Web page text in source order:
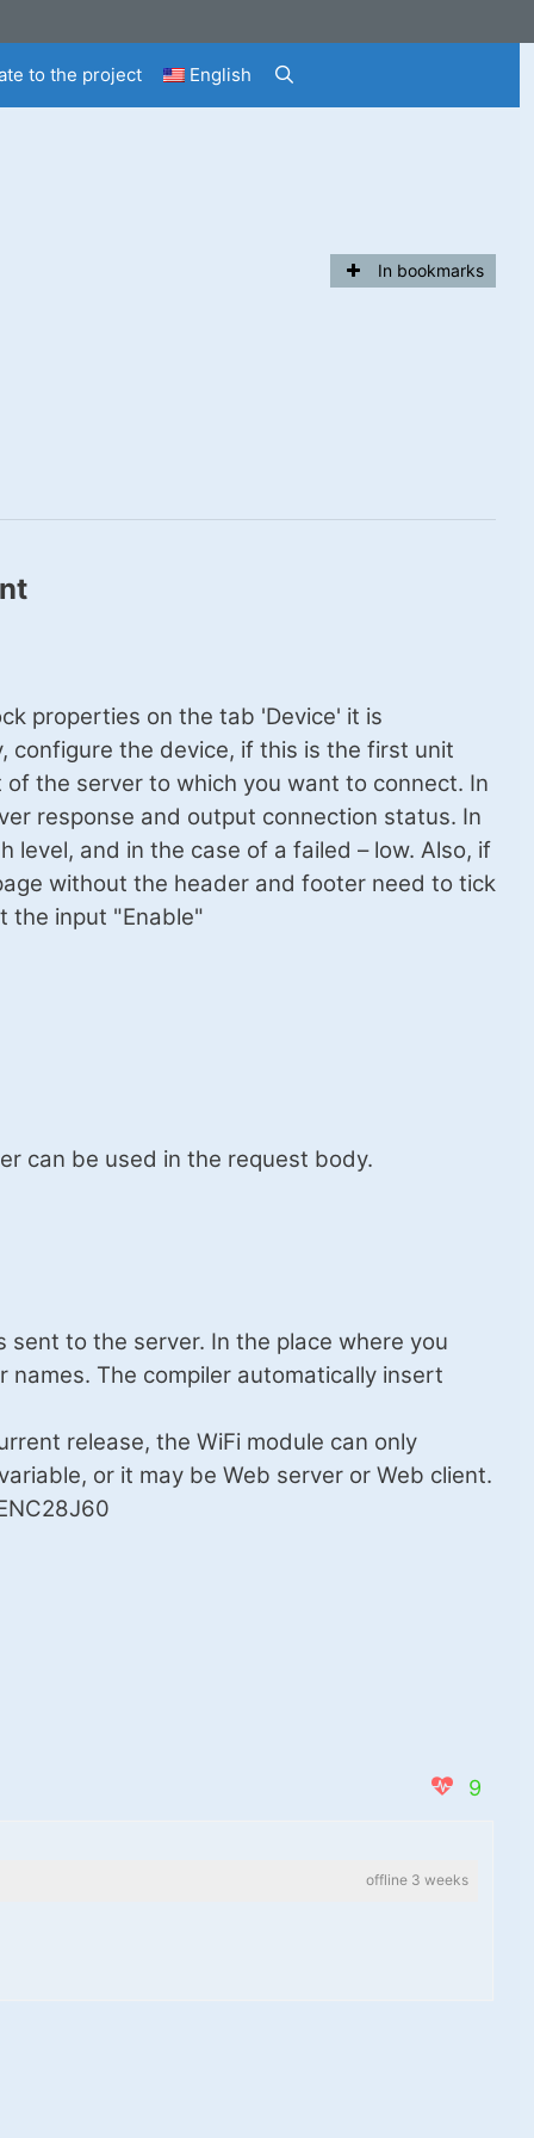
to the project English
In bookmarks
properties on the tab 'Device' it is
configure the device, if this is the first unit
the server to which you want to connect. In
response and output connection status. In
and in the case of a failed – low. Also, if
without the header and footer need to tick
the input "Enable"
can be used in the request body.
to the server. In the place where you
The compiler automatically insert
release, the WiFi module can only
or it may be Web server or Web client.
9
offline 3 weeks